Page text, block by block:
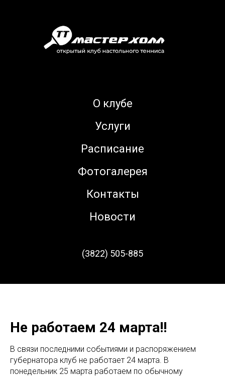
О клубе
Услуги
Расписание
Фотогалерея
Контакты
Новости
(3822) 505-885
Не работаем 24 марта!!
В связи последними событиями и распоряжением
губернатора клуб не работает 24 марта. В
понедельник 25 марта работаем по обычному